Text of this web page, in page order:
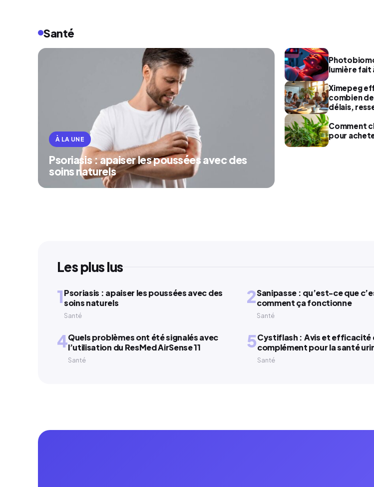
Santé
À LA UNE
Psoriasis : apaiser les poussées avec des
soins naturels
lumière fait
Ximepeg
combien
délais,
Comment
pour
Les plus lus
1Psoriasis : apaiser les poussées avec des
soins naturels
Santé
2Sanipasse : qu’est-ce que
comment ça fonctionne
Santé
4Quels problèmes ont été signalés avec
l’utilisation du ResMed AirSense 11
Santé
5Cystiflash : Avis et efficacité
complément pour la santé
Santé